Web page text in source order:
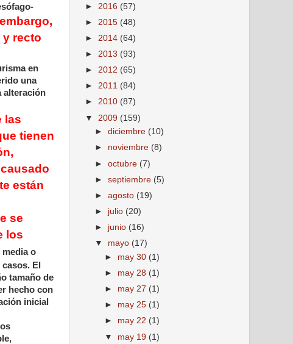
recto
en
una
alteración
las
tienen
están
se
los
media o
El
tamaño de
hecho con
inicial
► 2016 (57)
► 2015 (48)
► 2014 (64)
► 2013 (93)
► 2012 (65)
► 2011 (84)
► 2010 (87)
▼ 2009 (159)
►diciembre (10)
► noviembre (8)
►octubre (7)
►septiembre (5)
►agosto (19)
► julio (20)
► junio (16)
▼ mayo (17)
► may 30 (1)
► may 28 (1)
► may 27 (1)
► may 25 (1)
► may 22 (1)
▼ may 19 (1)